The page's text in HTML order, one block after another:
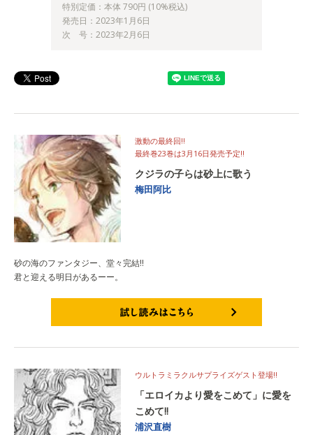
特別定価：本体 790円 (10%税込)
発売日：2023年1月6日
次 号：2023年2月6日
激動の最終回!!
最終巻23巻は3月16日発売予定!!
クジラの子らは砂上に歌う
梅田阿比
砂の海のファンタジー、堂々完結!!
君と迎える明日があるーー。
ウルトラミラクルサプライズゲスト登場!!
「エロイカより愛をこめて」に愛を
こめて!!
浦沢直樹